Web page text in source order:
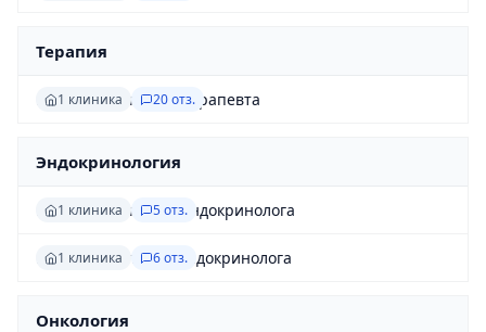
Терапия
Первичный приём терапевта
1 клиника 20 отз.
Эндокринология
Первичный приём эндокринолога
1 клиника 5 отз.
Повторный приём эндокринолога
1 клиника 6 отз.
Онкология